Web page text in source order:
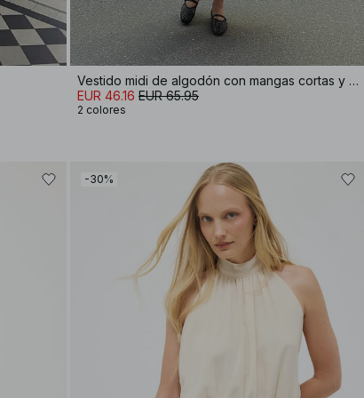
Vestido midi de algodón con mangas cortas y plisados
EUR 46.16 EUR 65.95
2 colores
-30%